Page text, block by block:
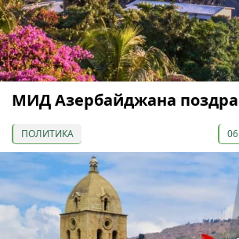
МИД Азербайджана
ПОЛИТИКА